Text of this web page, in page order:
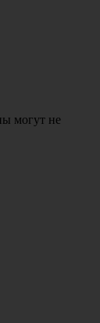
могут не